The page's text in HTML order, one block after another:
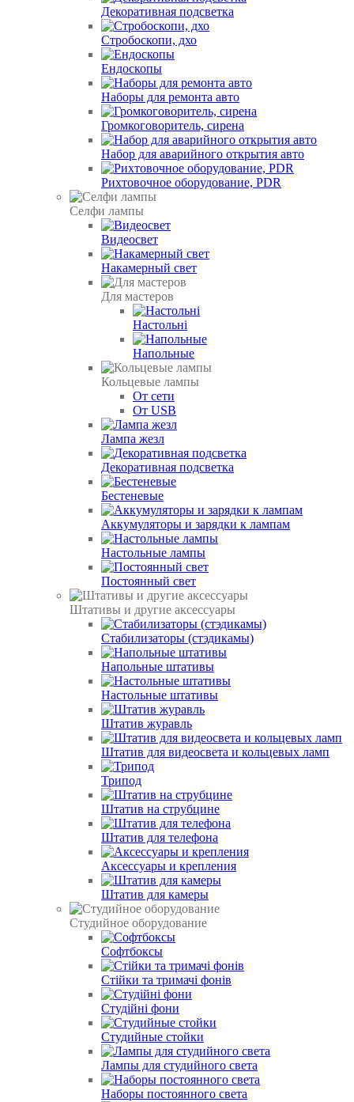
Декоративная подсветка
Стробоскопи, дхо
Ендоскопы
Наборы для ремонта авто
Громкоговоритель, сирена
Набор для аварийного открытия авто
Рихтовочное оборудование, PDR
Селфи лампы
Видеосвет
Накамерный свет
Для мастеров
Настольні
Напольные
Кольцевые лампы
От сети
От USB
Лампа жезл
Декоративная подсветка
Бестеневые
Аккумуляторы и зарядки к лампам
Настольные лампы
Постоянный свет
Штативы и другие аксессуары
Стабилизаторы (стэдикамы)
Напольные штативы
Настольные штативы
Штатив журавль
Штатив для видеосвета и кольцевых ламп
Трипод
Штатив на струбцине
Штатив для телефона
Аксессуары и крепления
Штатив для камеры
Студийное оборудование
Софтбоксы
Стійки та тримачі фонів
Студійні фони
Студийные стойки
Лампы для студийного света
Наборы постоянного света